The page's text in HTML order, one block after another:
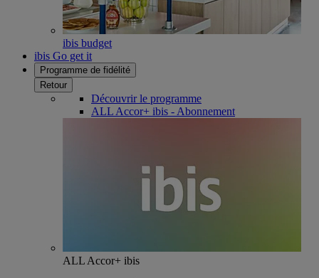
ibis budget
ibis Go get it
Programme de fidélité
Retour
Découvrir le programme
ALL Accor+ ibis - Abonnement
ALL Accor+ ibis